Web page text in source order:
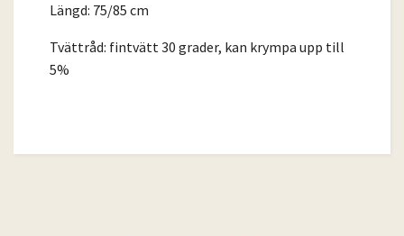
Längd: 75/85 cm
Tvättråd: fintvätt 30 grader, kan krympa upp till
5%